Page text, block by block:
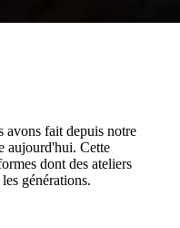
avons fait depuis notre
aujourd'hui. Cette
dont des ateliers
générations.